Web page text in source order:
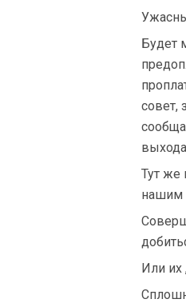
Будет
совет,
Тут же
нашим
Или их